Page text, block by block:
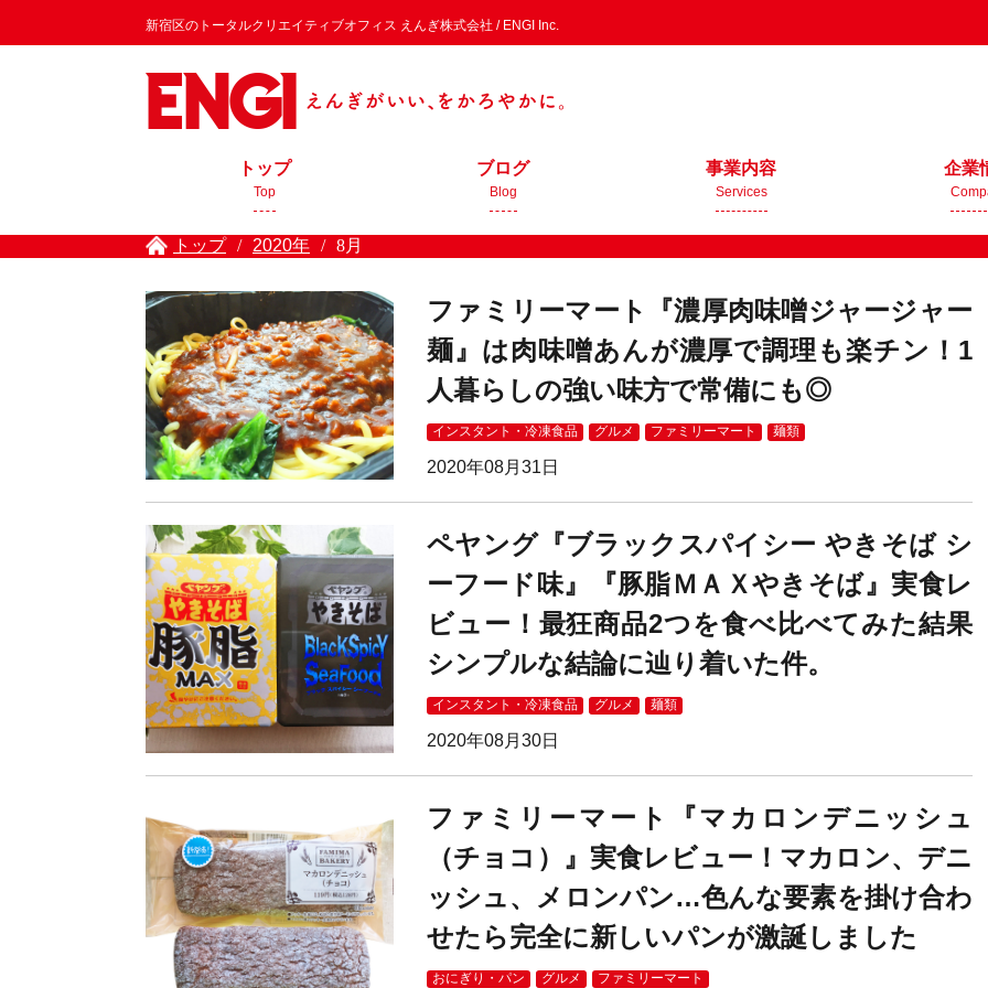
新宿区のトータルクリエイティブオフィス えんぎ株式会社 / ENGI Inc.
トップ
Top
ブログ
Blog
事業内容
Services
企業
トップ / 2020年 / 8月
ファミリーマート『濃厚肉味噌ジャージャー
麺』は肉味噌あんが濃厚で調理も楽チン！1
人暮らしの強い味方で常備にも◎
インスタント・冷凍食品 グルメ ファミリーマート 麺類
2020年08月31日
ペヤング『ブラックスパイシー やきそば シ
ーフード味』『豚脂ＭＡＸやきそば』実食レ
ビュー！最狂商品2つを食べ比べてみた結果
シンプルな結論に辿り着いた件。
インスタント・冷凍食品 グルメ 麺類
2020年08月30日
ファミリーマート『マカロンデニッシュ
（チョコ）』実食レビュー！マカロン、デニ
ッシュ、メロンパン…色んな要素を掛け合わ
せたら完全に新しいパンが激誕しました
おにぎり・パン グルメ ファミリーマート